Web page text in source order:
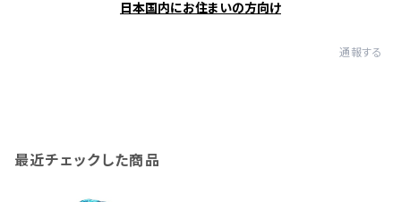
日本国内にお住まいの方向け
通報する
最近チェックした商品